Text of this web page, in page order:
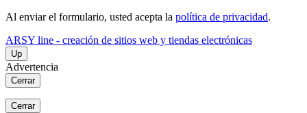
Al enviar el formulario, usted acepta la política de privacidad.
ARSY line - creación de sitios web y tiendas electrónicas
Up
Advertencia
Cerrar
Cerrar